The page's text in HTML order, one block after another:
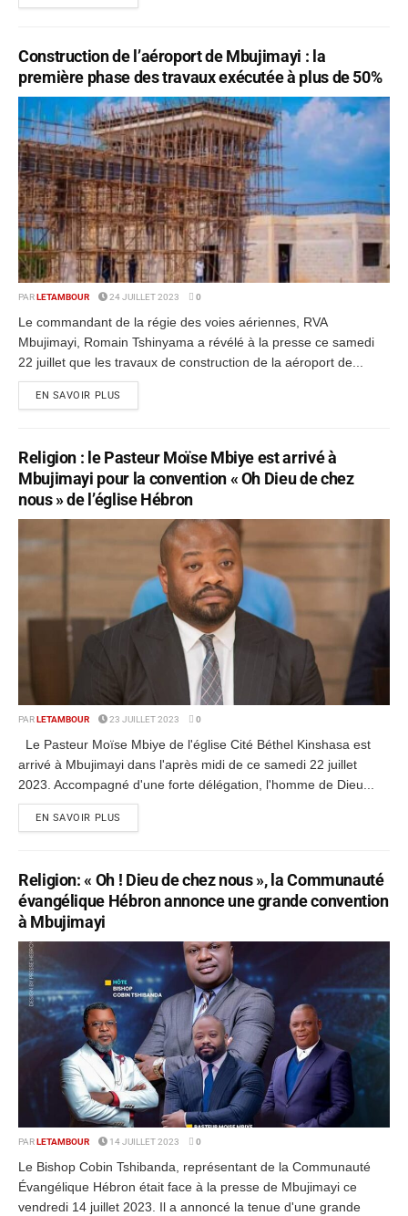
Construction de l’aéroport de Mbujimayi : la
première phase des travaux exécutée à plus de 50%
PAR LETAMBOUR 24 JUILLET 2023 0
Le commandant de la régie des voies aériennes, RVA
Mbujimayi, Romain Tshinyama a révélé à la presse ce samedi
22 juillet que les travaux de construction de la aéroport de...
EN SAVOIR PLUS
Religion : le Pasteur Moïse Mbiye est arrivé à
Mbujimayi pour la convention « Oh Dieu de chez
nous » de l’église Hébron
PAR LETAMBOUR 23 JUILLET 2023 0
Le Pasteur Moïse Mbiye de l'église Cité Béthel Kinshasa est
arrivé à Mbujimayi dans l'après midi de ce samedi 22 juillet
2023. Accompagné d'une forte délégation, l'homme de Dieu...
EN SAVOIR PLUS
Religion: « Oh ! Dieu de chez nous », la Communauté
évangélique Hébron annonce une grande convention
à Mbujimayi
PAR LETAMBOUR 14 JUILLET 2023 0
Le Bishop Cobin Tshibanda, représentant de la Communauté
Évangélique Hébron était face à la presse de Mbujimayi ce
vendredi 14 juillet 2023. Il a annoncé la tenue d'une grande